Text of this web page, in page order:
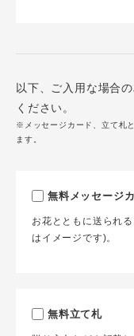
以下、ご入用な場合
ください。
※メッセージカード、立て札
ます。
無料メッセージ
お花とともに送られ
はイメージです)。
無料立て札